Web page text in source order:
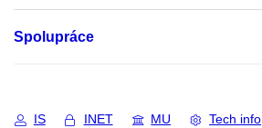
Spolupráce
IS INET MU Tech info